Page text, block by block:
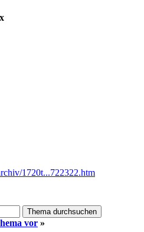
1720t...722322.htm
vor »